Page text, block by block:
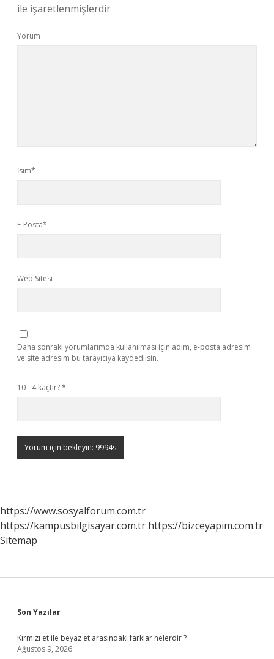
ile işaretlenmişlerdir
Yorum
İsim*
E-Posta*
Web Sitesi
Daha sonraki yorumlarımda kullanılması için adım, e-posta adresim
ve site adresim bu tarayıcıya kaydedilsin.
10 - 4 kaçtır?*
https://www.sosyalforum.com.tr
https://kampusbilgisayar.com.tr https://bizceyapim.com.tr
Sitemap
Sidebar
Son Yazılar
Kırmızı et ile beyaz et arasındaki farklar nelerdir ?
Ağustos 9, 2026